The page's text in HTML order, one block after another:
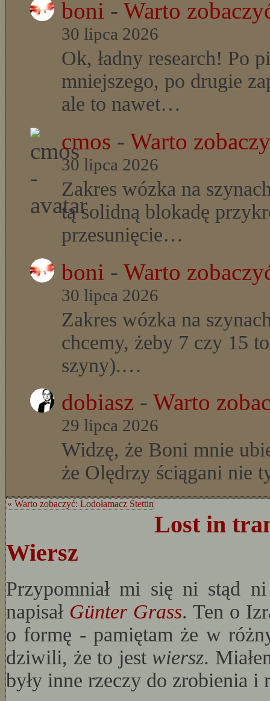
boni - Warto
30 lipca 2026
Ok, ładny research! Po
mniejszego, po drugie
ale to nawet…
cmos - Warto
30 lipca 2026
Zakres wózka na
tą solidną blokadę
przesunięcie…
boni - Warto
30 lipca 2026
Zakres wózka na
chcemy, żeby 7 czy 15
szyny).…
dobiasz - Warto
29 lipca 2026
Widzę, że Boni mnie
że Olędrzy ściągani nie
« Warto zobaczyć: Lodołamacz Stettin
Lost in
Wiersz
Przypomniał mi się ni stąd
napisał Günter Grass. Ten o
o formę - pamiętam że w
dziwili, że to jest wiersz.
były inne rzeczy do zrobienia i